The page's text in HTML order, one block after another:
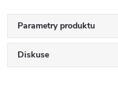
Parametry produktu
Diskuse